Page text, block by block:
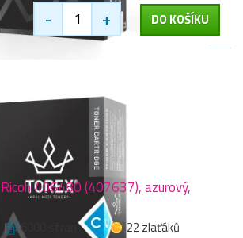
- + DO KOŠÍKU
406480 (407637), azurový,
6000 stran
22 zlaťáků